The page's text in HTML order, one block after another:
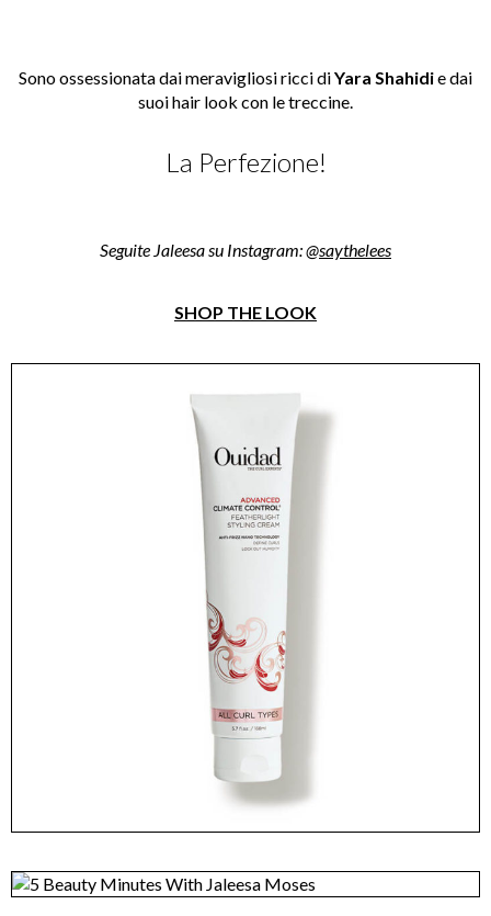
Sono ossessionata dai meravigliosi ricci diYara Shahidie dai
suoi hair look con le treccine.
La Perfezione!
Seguite Jaleesa su Instagram: @saythelees
SHOP THE LOOK